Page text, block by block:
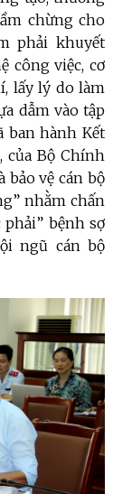
chừng cho
phải khuyết
công việc, cơ
lấy lý do làm
dẫm vào tập
ban hành Kết
của Bộ Chính
bảo vệ cán bộ
nhằm chấn
bệnh sợ
ngũ cán bộ